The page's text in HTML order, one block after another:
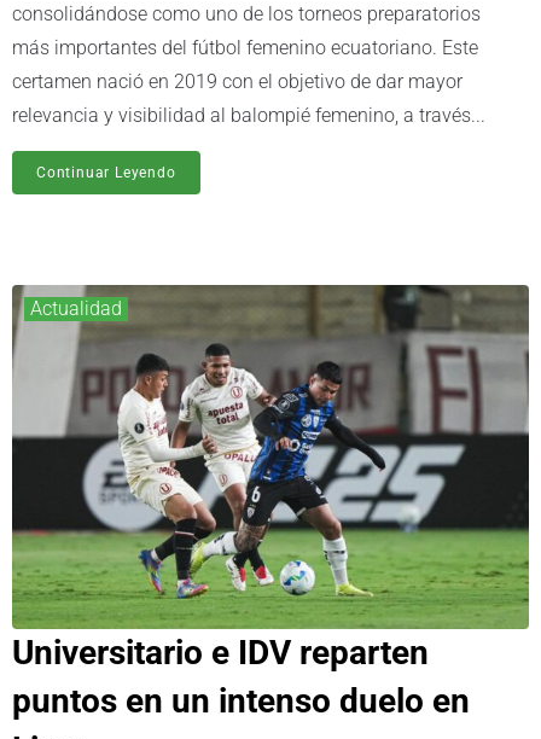
consolidándose como uno de los torneos preparatorios
más importantes del fútbol femenino ecuatoriano. Este
certamen nació en 2019 con el objetivo de dar mayor
relevancia y visibilidad al balompié femenino, a través...
Continuar Leyendo
Actualidad
Universitario e IDV reparten
puntos en un intenso duelo en